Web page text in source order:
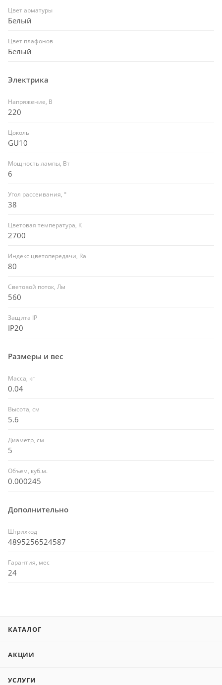
Цвет арматуры
Белый
Цвет плафонов
Белый
Электрика
Напряжение, В
220
Цоколь
GU10
Мощность лампы, Вт
6
Угол рассеивания, °
38
Цветовая температура, К
2700
Индекс цветопередачи, Ra
80
Световой поток, Лм
560
Защита IP
IP20
Размеры и вес
Масса, кг
0.04
Высота, см
5.6
Диаметр, см
5
Объем, куб.м.
0.000245
Дополнительно
Штрихкод
4895256524587
Гарантия, мес
24
КАТАЛОГ
АКЦИИ
УСЛУГИ